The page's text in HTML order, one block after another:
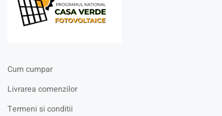
Cum cumpar
Livrarea comenzilor
Termeni si conditii